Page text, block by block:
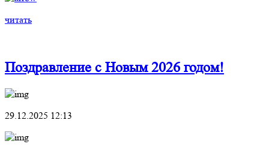
читать
Поздравление с Новым 2026 годом!
29.12.2025 12:13